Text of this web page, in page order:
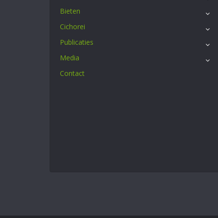
Bieten
Cichorei
Publicaties
Media
Contact